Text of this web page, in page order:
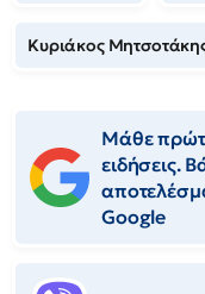
Κυριάκος
Μάθε
ειδήσεις.
Google